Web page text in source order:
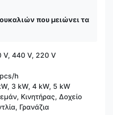
που μειώνει τα
V, 440 V, 220 V
h
3 kW, 4 kW, 5 kW
Κινητήρας, Δοχείο
Γρανάζια